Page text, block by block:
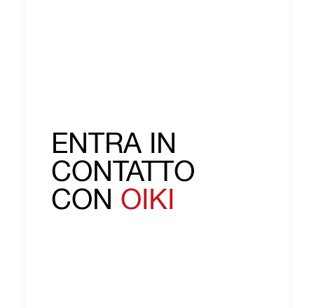
ENTRA IN
CONTATTO
CON OIKI